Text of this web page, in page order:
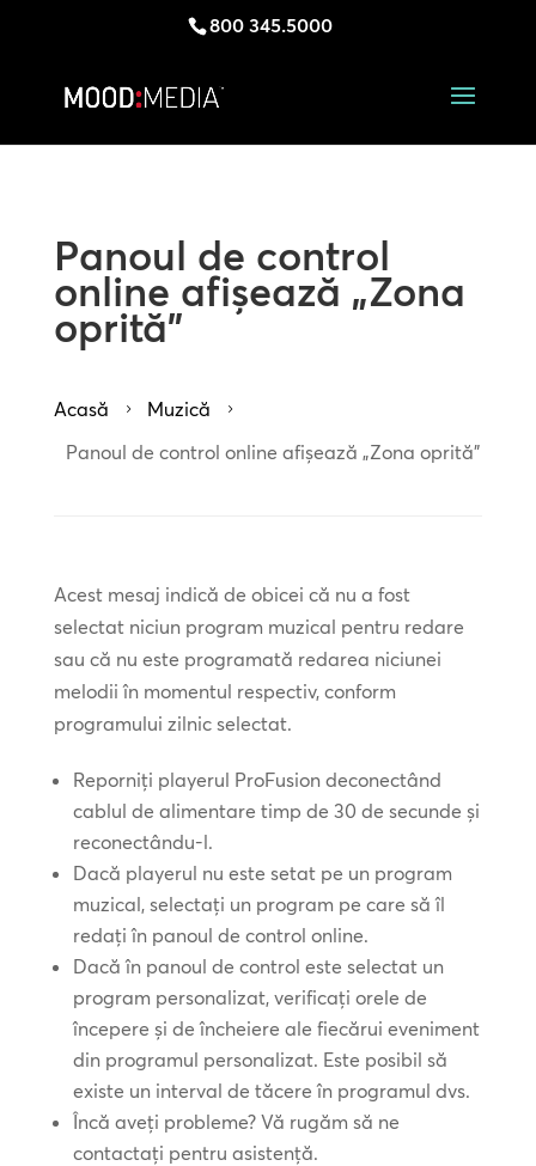
800 345.5000
Panoul de control
online afișează „Zona
oprită”
Acasă 5 Muzică 5
Panoul de control online afișează „Zona oprită”
Acest mesaj indică de obicei că nu a fost
selectat niciun program muzical pentru redare
sau că nu este programată redarea niciunei
melodii în momentul respectiv, conform
programului zilnic selectat.
Reporniți playerul ProFusion deconectând
cablul de alimentare timp de 30 de secunde și
reconectându-l.
Dacă playerul nu este setat pe un program
muzical, selectați un program pe care să îl
redați în panoul de control online.
Dacă în panoul de control este selectat un
program personalizat, verificați orele de
începere și de încheiere ale fiecărui eveniment
din programul personalizat. Este posibil să
existe un interval de tăcere în programul dvs.
Încă aveți probleme? Vă rugăm să ne
contactați pentru asistență.